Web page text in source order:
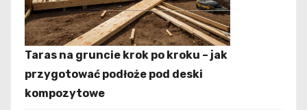
Taras na gruncie krok po kroku – jak
przygotować podłoże pod deski
kompozytowe